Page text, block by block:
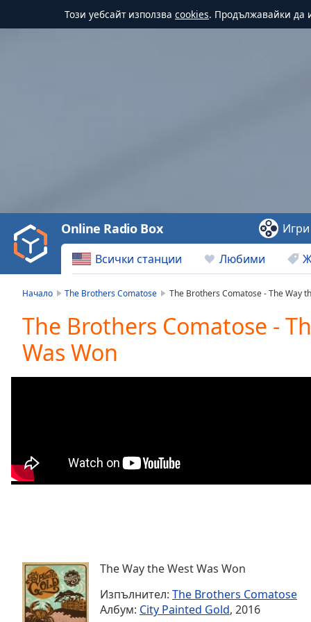
Този уебсайт използва cookies. Продължавайки да
Video
Play
Backward
Skip
Current
Time0:00
Duration-:-
Loaded:
Seek to
live,
currently
behind
Playback
Rate
Всички станции Любими
Online Radio Box Игри
Начало The Brothers Comatose The Brothers Comatose - The Way
The Brothers Comatose -
Was Won
The Way the West Was Won
Изпълнител: The Brothers Comatose
Албум: City Painted Gold, 2016